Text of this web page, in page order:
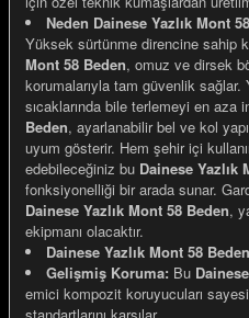
Gemiler
Neden Dainese Yazlık Mont
Yüksek sürtünme direncine sahip
Mont 58 Beden, omuz ve dirsek
korumalarıyla tam güvenlik sağlar.
sıcaklarında bile terlemeyi en aza
Beden, ayarlanabilir bel ve kol
uyum gösterir. Hem şehir içi
edebileceğiniz bu Dainese Yazlık
fonksiyonelliği bir arada sunar.
Dainese Yazlık Mont 58 Beden,
ekipmanı olacaktır.
Dainese Yazlık Mont 58
Gelişmiş Koruma: Bu
emici kompozit koruyucuları